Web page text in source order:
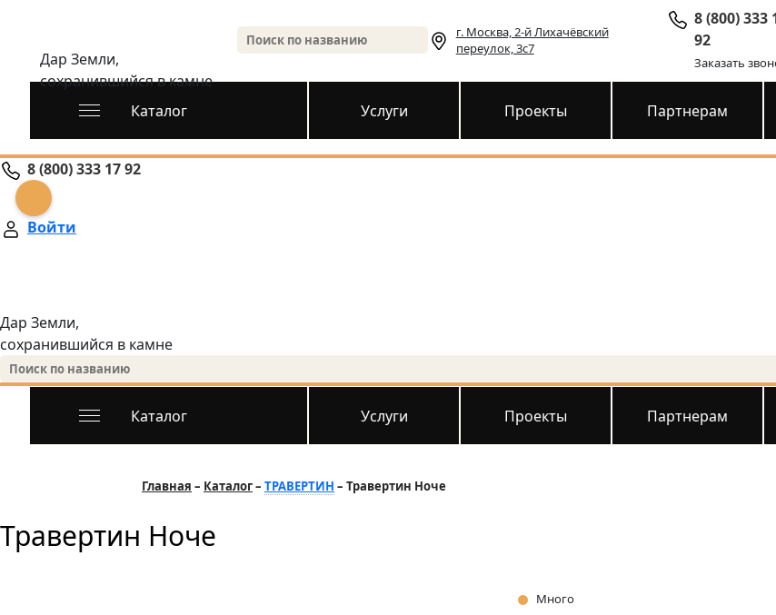
Дар Земли,
сохранившийся в камне
г. Москва, 2-й Лихачёвский
переулок, 3с7
8 (800) 333
92
Заказать
Каталог Услуги Проекты Партнерам
8 (800) 333 17 92
Войти
Дар Земли,
сохранившийся в камне
Каталог Услуги Проекты Партнерам
Главная Каталог ТРАВЕРТИН Травертин Ноче
Травертин Ноче
Много